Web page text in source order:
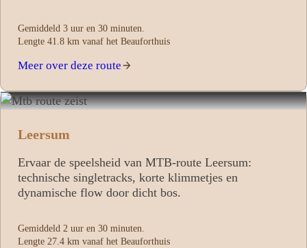
Gemiddeld 3 uur en 30 minuten.
Lengte 41.8 km vanaf het Beauforthuis
Meer over deze route
Leersum
Ervaar de speelsheid van MTB‑route Leersum:
technische singletracks, korte klimmetjes en
dynamische flow door dicht bos.
Gemiddeld 2 uur en 30 minuten.
Lengte 27.4 km vanaf het Beauforthuis